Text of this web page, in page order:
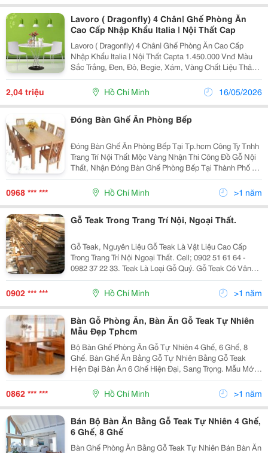
Lavoro ( Dragonfly) 4 Chân| Ghế Phòng Ăn
Cao Cấp Nhập Khẩu Italia | Nội Thất Cap
Lavoro ( Dragonfly) 4 Chân| Ghế Phòng Ăn Cao Cấp
Nhập Khẩu Italia | Nội Thất Capta 1.450.000 Vnđ Màu
Sắc Trắng, Đen, Đỏ, Begie, Xám, Vàng Chất Liệu Thân
Nhựa, Chân Thép Sơn Tĩnh Điện Kích Thước
560*560*H785 Nội Thất Capta Cung...
2,04 triệu Hồ Chí Minh 16/05/2026
Đóng Bàn Ghế Ăn Phòng Bếp
Đóng Bàn Ghế Ăn Phòng Bếp Tại Tp.hcm Công Ty Tnhh
Trang Trí Nội Thất Mộc Vàng Nhận Thi Công Đồ Gỗ Nội
Thất, Nhận Đóng Bàn Ghế Phòng Bếp Tại Thành Phố Hồ
Chí Minh. Nhận Gia Công Bàn Ghế Ăn Phòng Bếp Theo
Yêu Cầu Khách Hàng. Công Ty Tnhh Trang Trí Nội
0968 *** *** Hồ Chí Minh >1 năm
Gỗ Teak Trong Trang Trí Nội, Ngoại Thất.
Gỗ Teak, Nguyên Liệu Gỗ Teak Là Vật Liệu Cao Cấp
Trong Trang Trí Nội Ngoại Thất. Cell; 0902 51 61 64 -
0982 37 22 33. Teak Là Loại Gỗ Quý. Gỗ Teak Có Vân
Rất Đẹp, Kết Cấu Tốt, Thớ To Nhưng Mịn, Không Cong
Vênh, Nứt Nẻ, Không Bị Mối Mọt, Nấ
0902 *** *** Hồ Chí Minh >1 năm
Bàn Gỗ Phòng Ăn, Bàn Ăn Gỗ Teak Tự Nhiên
Mẫu Đẹp Tphcm
Bộ Bàn Ghế Phòng Ăn Gỗ Tự Nhiên 4 Ghế, 6 Ghế, 8
Ghế. Bàn Ghế Ăn Bằng Gỗ Tự Nhiên Bằng Gỗ Teak
Hiện Đại Bàn Ăn 6 Ghế Hiện Đại, Sang Trọng. Mẫu Mới
Nhất . Nhận Sản Xuất Theo Mẫu Yêu Cầu Bàn Ghế
Phòng Ăn Hiện Đại Bằng Gỗ Teak Bán Bàn Ghế Phò
0862 *** *** Hồ Chí Minh >1 năm
Bán Bộ Bàn Ăn Bằng Gỗ Teak Tự Nhiên 4 Ghế,
6 Ghế, 8 Ghế
Bàn Ghế Phòng Ăn Bằng Gỗ Teak Tự Nhiên Bán Bàn Ăn